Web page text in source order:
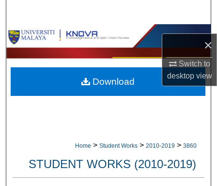
×
Switch to
desktopview
Browse Collections
My Account
About
Home > Student Works > 2010-2019 > 3860
STUDENT WORKS (2010-2019)
Download